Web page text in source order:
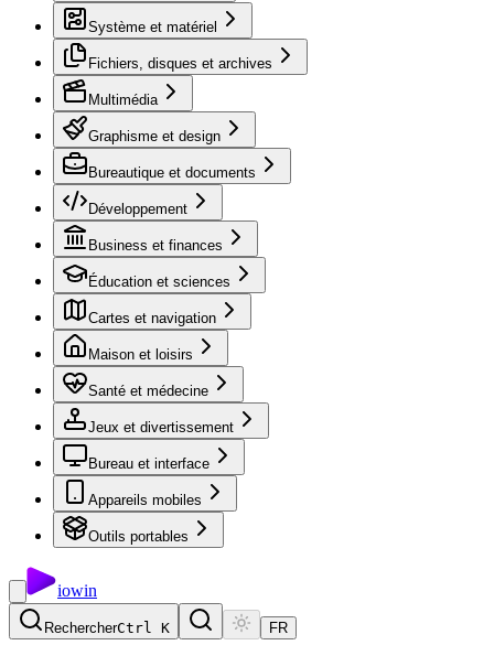
Système et matériel
Fichiers, disques et archives
Multimédia
Graphisme et design
Bureautique et documents
Développement
Business et finances
Éducation et sciences
Cartes et navigation
Maison et loisirs
Santé et médecine
Jeux et divertissement
Bureau et interface
Appareils mobiles
Outils portables
iowin
RechercherCtrl K FR